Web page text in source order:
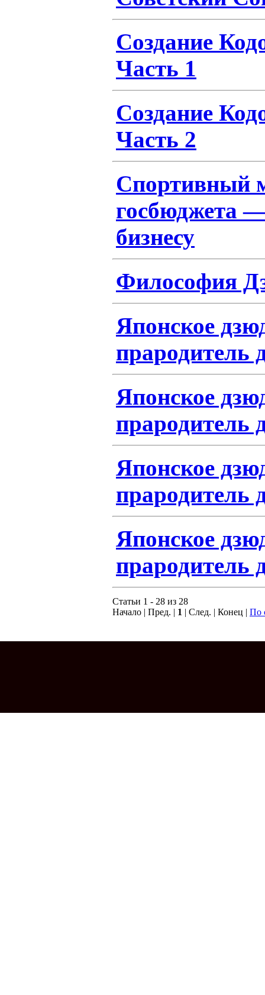
Создание
Часть 1
Создание
Часть 2
Спортивный
госбюджета
бизнесу
Философия
Японское
прародитель
Японское
прародитель
Японское
прародитель
Японское
прародитель
Статьи 1 - 28 из 28
Начало | Пред. | 1 | След. | Конец | По